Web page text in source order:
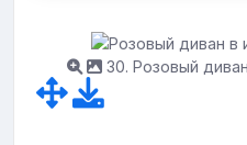
30. Розовый